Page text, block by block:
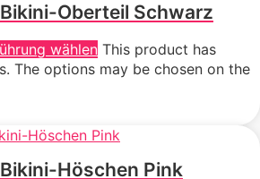
Oberteil Schwarz
wählen This product has
The options may be chosen on the
Höschen Pink